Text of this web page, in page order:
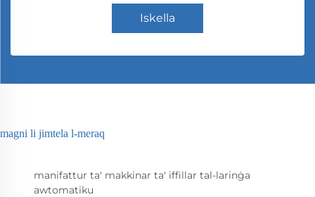
Iskella
magni li jimtela l-meraq
manifattur ta' makkinar ta' iffillar tal-larinġa
awtomatiku